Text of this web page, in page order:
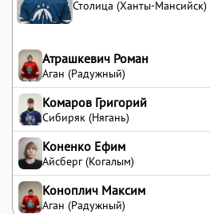
Столица (Ханты-Мансийск)
Атрашкевич Роман
Аган (Радужный)
Комаров Григорий
Сибиряк (Нягань)
Коненко Ефим
Айсберг (Когалым)
Коноплич Максим
Аган (Радужный)